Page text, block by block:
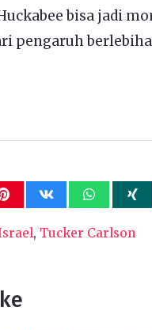
bisa jadi
pengaruh
, Tucker Carlson